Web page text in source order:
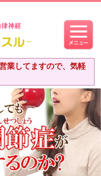
業してますので、気軽